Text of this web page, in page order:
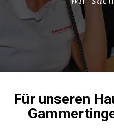
Für unseren